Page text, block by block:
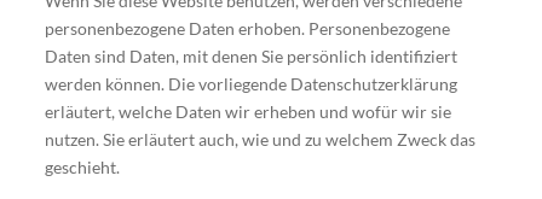
personenbezogene Daten erhoben. Personenbezogene
Daten sind Daten, mit denen Sie persönlich identifiziert
werden können. Die vorliegende Datenschutzerklärung
erläutert, welche Daten wir erheben und wofür wir sie
nutzen. Sie erläutert auch, wie und zu welchem Zweck das
geschieht.